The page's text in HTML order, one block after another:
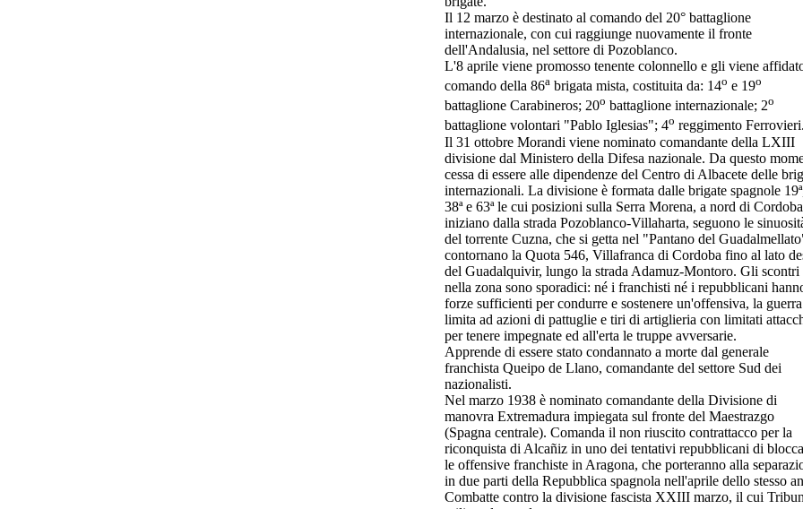
Il 12 marzo è destinato al comando del 20° battaglione
internazionale, con cui raggiunge nuovamente il fronte
dell'Andalusia, nel settore di Pozoblanco.
L'8 aprile viene promosso tenente colonnello e gli viene
comando della 86a brigata mista, costituita da: 14o e 19o
battaglione Carabineros; 20o battaglione internazionale; 2o
battaglione volontari "Pablo Iglesias"; 4o reggimento Ferrovieri.
Il 31 ottobre Morandi viene nominato comandante della LXIII
divisione dal Ministero della Difesa nazionale. Da questo
cessa di essere alle dipendenze del Centro di Albacete delle
internazionali. La divisione è formata dalle brigate spagnole
38ª e 63ª le cui posizioni sulla Serra Morena, a nord di
iniziano dalla strada Pozoblanco-Villaharta, seguono le
del torrente Cuzna, che si getta nel "Pantano del
contornano la Quota 546, Villafranca di Cordoba fino al lato
del Guadalquivir, lungo la strada Adamuz-Montoro. Gli scontri
nella zona sono sporadici: né i franchisti né i repubblicani
forze sufficienti per condurre e sostenere un'offensiva, la
limita ad azioni di pattuglie e tiri di artiglieria con limitati
per tenere impegnate ed all'erta le truppe avversarie.
Apprende di essere stato condannato a morte dal generale
franchista Queipo de Llano, comandante del settore Sud dei
nazionalisti.
Nel marzo 1938 è nominato comandante della Divisione di
manovra Extremadura impiegata sul fronte del Maestrazgo
(Spagna centrale). Comanda il non riuscito contrattacco per la
riconquista di Alcañiz in uno dei tentativi repubblicani di
le offensive franchiste in Aragona, che porteranno alla
in due parti della Repubblica spagnola nell'aprile dello stesso
Combatte contro la divisione fascista XXIII marzo, il cui